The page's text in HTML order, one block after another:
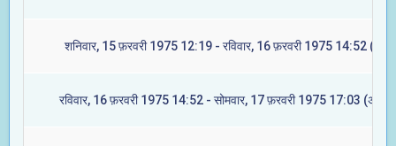
शनिवार, 15 फ़रवरी 1975 12:19 - रविवार, 16 फ़रवरी 1975 14:52
रविवार, 16 फ़रवरी 1975 14:52 - सोमवार, 17 फ़रवरी 1975 17:03